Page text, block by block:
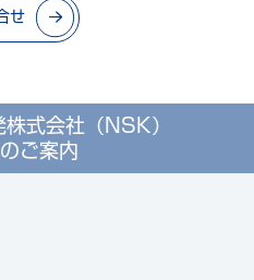
せ
株式会社（NSK）
ご案内